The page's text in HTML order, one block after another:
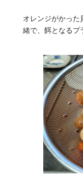
オレンジがかった
緒で、餌となるプ